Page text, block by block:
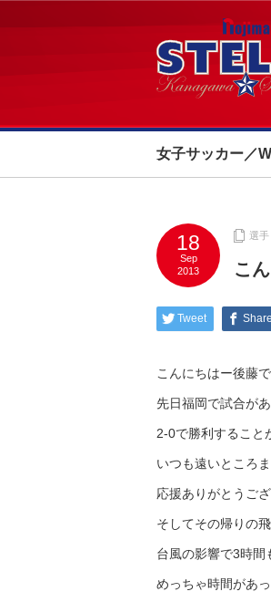
女子サッカー／
18
Sep
2013
選手
こ
Tweet Share
こんにちはー後藤で
先日福岡で試合があ
2-0で勝利すること
いつも遠いところ
応援ありがとうござ
そしてその帰りの
台風の影響で3時間
めっちゃ時間があ